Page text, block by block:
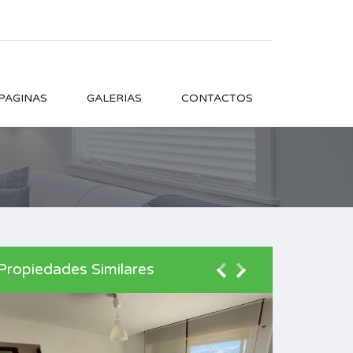
GALERIAS CONTACTOS
Similares